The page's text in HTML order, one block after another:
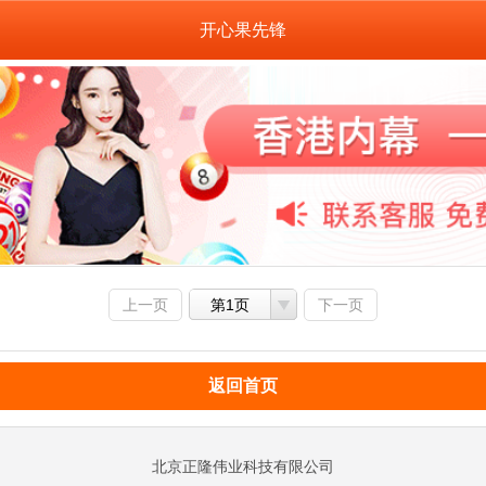
开心果先锋
上一页 第1页 下一页
返回首页
北京正隆伟业科技有限公司